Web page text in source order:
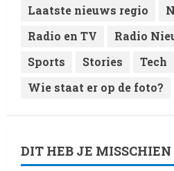
Laatste nieuws regio
Radio en TV
Radio
Sports
Stories
Tech
Wie staat er op de foto?
DIT HEB JE